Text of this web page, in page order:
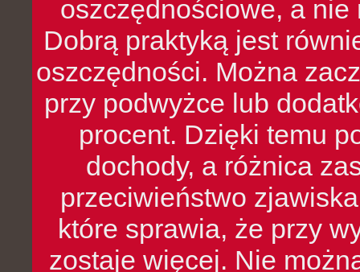
oszczędnościowe, a nie
Dobrą praktyką jest
oszczędności. Można
przy podwyżce lub
procent. Dzięki temu
dochody, a różnica
przeciwieństwo
które sprawia, że przy
zostaje więcej. Nie